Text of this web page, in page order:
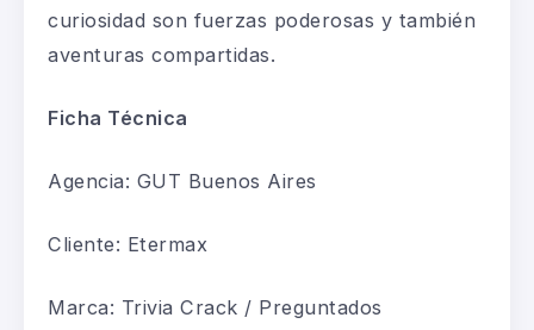
curiosidad son fuerzas poderosas y también
aventuras compartidas.
Ficha Técnica
Agencia: GUT Buenos Aires
Cliente: Etermax
Marca: Trivia Crack / Preguntados